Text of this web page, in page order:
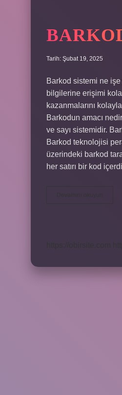
Tarih: Şubat 19, 2025
Barkod sistemi ne
bilgilerine erişimi
kazanmalarını
Barkodun amacı
ve sayı sistemidir.
Barkod teknolojisi
üzerindeki barkod
her satırı bir kod